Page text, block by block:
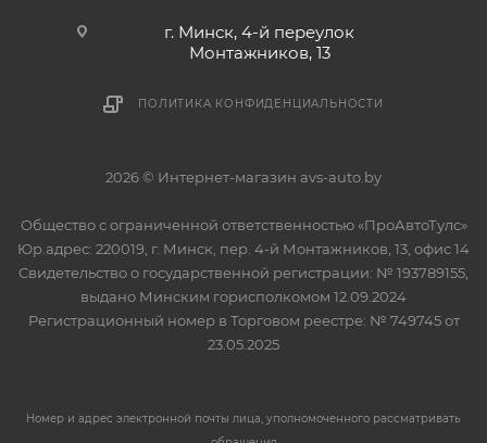
г. Минск, 4-й переулок
Монтажников, 13
ПОЛИТИКА КОНФИДЕНЦИАЛЬНОСТИ
2026 © Интернет-магазин avs-auto.by
Общество с ограниченной ответственностью «ПроАвтоТулс»
Юр.адрес: 220019, г. Минск, пер. 4-й Монтажников, 13, офис 14
Свидетельство о государственной регистрации: № 193789155,
выдано Минским горисполкомом 12.09.2024
Регистрационный номер в Торговом реестре: № 749745 от
23.05.2025
Номер и адрес электронной почты лица, уполномоченного рассматривать